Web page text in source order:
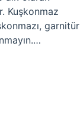
Kuşkonmaz
garnitür